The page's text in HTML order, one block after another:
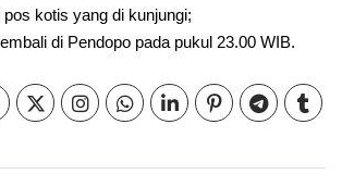
pos kotis yang di kunjungi;
di Pendopo pada pukul 23.00 WIB.